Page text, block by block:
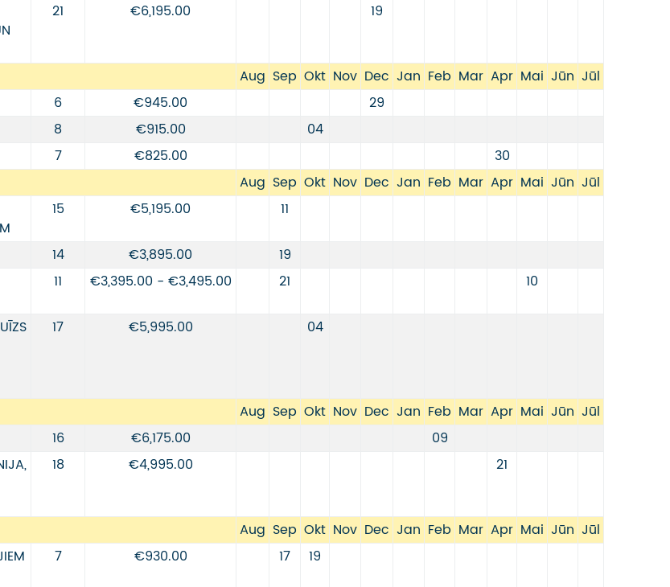
21 €6,195.00 19
Aug Sep Okt Nov Dec Jan Feb Mar Apr Mai Jūn Jūl
6 €945.00
29
8 €915.00
04
7 €825.00
30
Aug Sep Okt Nov Dec Jan Feb Mar Apr Mai Jūn Jūl
15 €5,195.00 11
14 €3,895.00
19
11 €3,395.00 - €3,495.00 21 10
17 €5,995.00 04
Aug Sep Okt Nov Dec Jan Feb Mar Apr Mai Jūn Jūl
16 €6,175.00
09
18 €4,995.00 21
Aug Sep Okt Nov Dec Jan Feb Mar Apr Mai Jūn Jūl
7 €930.00 17 19